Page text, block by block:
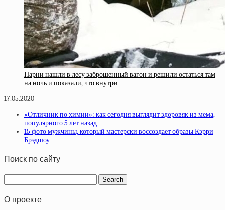
Парни нашли в лесу заброшенный вагон и решили остаться там
на ночь и показали, что внутри
17.05.2020
«Отличник по химии»: как сегодня выглядит здоровяк из мема,
популярного 5 лет назад
15 фото мужчины, который мастерски воссоздает образы Кэрри
Брэдшоу
Поиск по сайту
О проекте